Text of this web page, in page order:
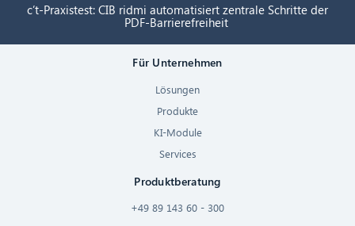
c’t-Praxistest: CIB ridmi automatisiert zentrale Schritte der
PDF-Barrierefreiheit
Für Unternehmen
Lösungen
Produkte
KI-Module
Services
Produktberatung
+49 89 143 60 - 300